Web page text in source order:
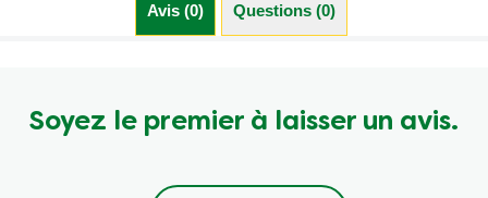
Avis (0) Questions (0)
Soyez le premier à laisser un avis.